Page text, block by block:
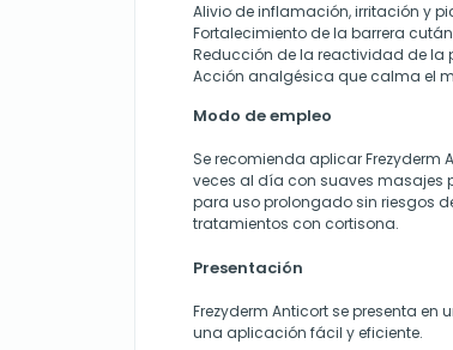
Alivio de inflamación, irritación y
Fortalecimiento de la barrera
Reducción de la reactividad de la
Acción analgésica que calma el
Modo de empleo
Se recomienda aplicar Frezyderm
veces al día con suaves masajes
para uso prolongado sin riesgos
tratamientos con cortisona.
Presentación
Frezyderm Anticort se presenta en
una aplicación fácil y eficiente.